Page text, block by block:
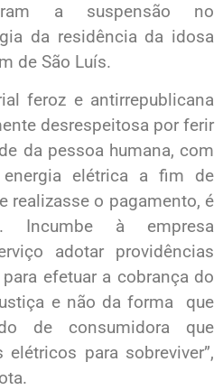
a suspensão no
da residência da idosa
de São Luís.
feroz e antirrepublicana
desrespeitosa por ferir
da pessoa humana, com
elétrica a fim de
realizasse o pagamento, é
Incumbe à empresa
adotar providências
efetuar a cobrança do
e não da forma que
de consumidora que
para sobreviver”,